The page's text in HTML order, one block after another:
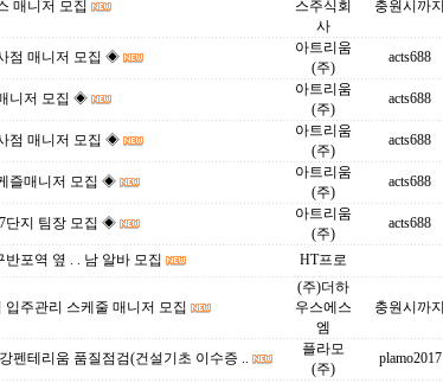
매니저 모집
스주식회
사
충원시까지
점 매니저 모집 ◈
아트리움
(주)
acts688
니저 모집 ◈
아트리움
(주)
acts688
점 매니저 모집 ◈
아트리움
(주)
acts688
즐매니저 모집 ◈
아트리움
(주)
acts688
단지 팀장 모집 ◈
아트리움
(주)
acts688
포역 옆 . . 남 알바 모집 HT프로
입주관리 스케줄 매니저 모집
(주)더하
우스에스
엠
충원시까지
펜테리움 품질점검(건설기초 이수증 ..
플라모
(주)
plamo2017